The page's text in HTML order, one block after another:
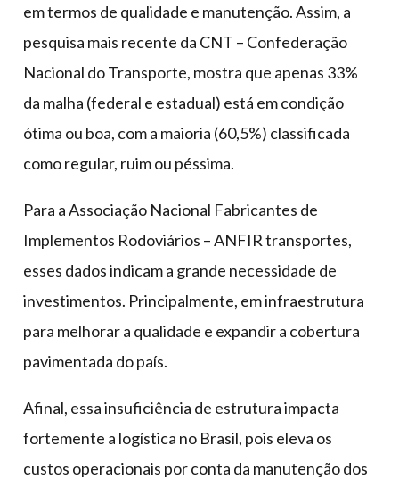
em termos de qualidade e manutenção. Assim, a
pesquisa mais recente da CNT – Confederação
Nacional do Transporte, mostra que apenas 33%
da malha (federal e estadual) está em condição
ótima ou boa, com a maioria (60,5%) classificada
como regular, ruim ou péssima.
Para a Associação Nacional Fabricantes de
Implementos Rodoviários – ANFIR transportes,
esses dados indicam a grande necessidade de
investimentos. Principalmente, em infraestrutura
para melhorar a qualidade e expandir a cobertura
pavimentada do país.
Afinal, essa insuficiência de estrutura impacta
fortemente a logística no Brasil, pois eleva os
custos operacionais por conta da manutenção dos